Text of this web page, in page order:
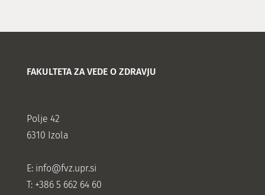
FAKULTETA ZA VEDE O ZDRAVJU
Polje 42
6310 Izola
E: info@fvz.upr.si
T: +386 5 662 64 60